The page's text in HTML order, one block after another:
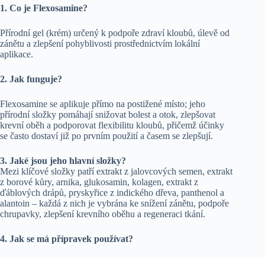
1. Co je Flexosamine?
Přírodní gel (krém) určený k podpoře zdraví kloubů, úlevě od
zánětu a zlepšení pohyblivosti prostřednictvím lokální
aplikace.
2. Jak funguje?
Flexosamine se aplikuje přímo na postižené místo; jeho
přírodní složky pomáhají snižovat bolest a otok, zlepšovat
krevní oběh a podporovat flexibilitu kloubů, přičemž účinky
se často dostaví již po prvním použití a časem se zlepšují.
3. Jaké jsou jeho hlavní složky?
Mezi klíčové složky patří extrakt z jalovcových semen, extrakt
z borové kůry, arnika, glukosamin, kolagen, extrakt z
ďáblových drápů, pryskyřice z indického dřeva, panthenol a
alantoin – každá z nich je vybrána ke snížení zánětu, podpoře
chrupavky, zlepšení krevního oběhu a regeneraci tkání.
4. Jak se má přípravek používat?